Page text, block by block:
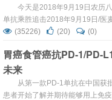
制率达100%
今天是2018年9月19日农历
单抗乘胜追击2018年9月19日/医
时美施贵宝(BMS)...
(35226) (20) (0)
胃癌食管癌抗PD-1/PD-
未来
从第一款PD-1单抗在中国获
患者开始了解并期待能够用上免